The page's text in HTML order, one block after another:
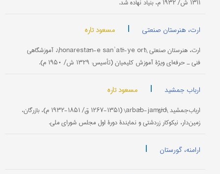
۱۳۱۱ ش/ ۱۹۳۲ م، بنیاد نهاده شد.
ارت، هنرستان صنعتی | مسعود تاره
ارت، هنرستان صنعتی \honarestān-e sanʾatī-ye ort\، آموزشگاهی
فنی ـ حرفه‌ای ویژۀ آموزش کلیمیان (تأسیس: ۱۳۲۹ ش/ ۱۹۵۰ م).
ارباب جمشید | مسعود تاره
ارباب‌جمشید \arbāb-jamšīd\ (۱۲۶۷-۱۳۵۱ ق/ ۱۸۵۱-۱۹۳۲ م)، بازرگان،
زمین‌دار، نیکوکار زردشتی و نمایندۀ دورۀ اول مجلس شورای ملی.
ارامنه، گورستان |